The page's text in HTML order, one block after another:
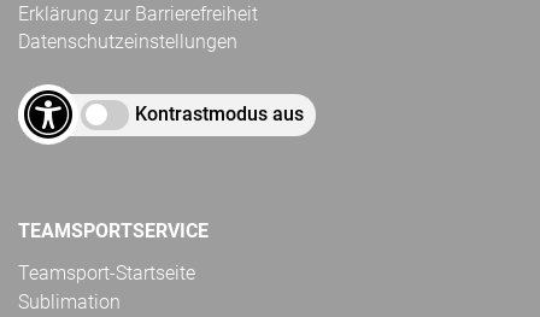
Erklärung zur Barrierefreiheit
Datenschutzeinstellungen
Kontrastmodus aus
TEAMSPORTSERVICE
Teamsport-Startseite
Sublimation